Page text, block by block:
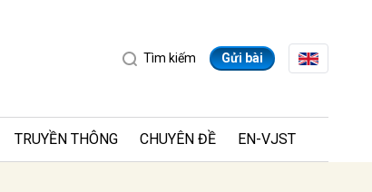
Tìm kiếm Gửi bài
TRUYỀN THÔNG CHUYÊN ĐỀ EN-VJST